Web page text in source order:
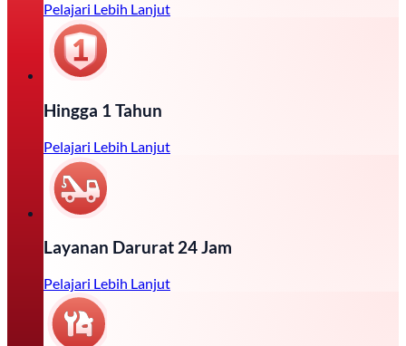
Pelajari Lebih Lanjut
Hingga 1 Tahun
Pelajari Lebih Lanjut
Layanan Darurat 24 Jam
Pelajari Lebih Lanjut